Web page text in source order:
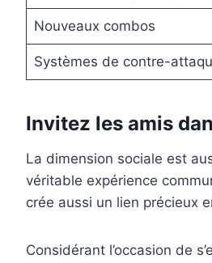
Nouveaux combos
Systèmes de contre-
Invitez les amis
La dimension sociale est
véritable expérience
crée aussi un lien précieux
Considérant l’occasion de